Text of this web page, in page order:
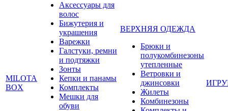
MILOTA
BOX
Аксессуары для
волос
Бижутерия и
украшения
Варежки
Галстуки, ремни
и подтяжки
Зонты
Кепки и панамы
Комплекты
Мешки для
обуви
ВЕРХНЯЯ ОДЕЖДА
Брюки и
полукомбинезоны
утепленные
Ветровки и
джинсовки
Жилеты
Комбинезоны